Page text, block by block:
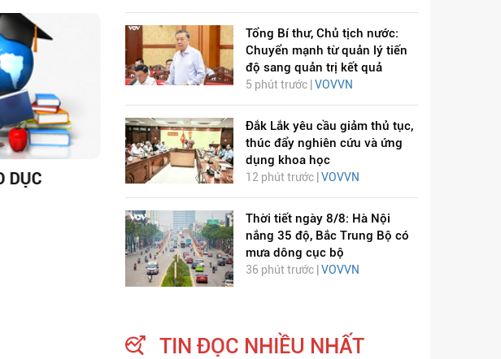
DỤC
DỊCH VIÊM PHỔI COVID-
19
HÁT LÊN VIỆT NAM
Tổng Bí thư, Chủ tịch nước:
Chuyển mạnh từ quản lý tiến
độ sang quản trị kết quả
5 phút trước | VOVVN
Đắk Lắk yêu cầu giảm thủ tục,
thúc đẩy nghiên cứu và ứng
dụng khoa học
12 phút trước | VOVVN
Thời tiết ngày 8/8: Hà Nội
nắng 35 độ, Bắc Trung Bộ có
mưa dông cục bộ
36 phút trước | VOVVN
TIN ĐỌC NHIỀU NHẤT